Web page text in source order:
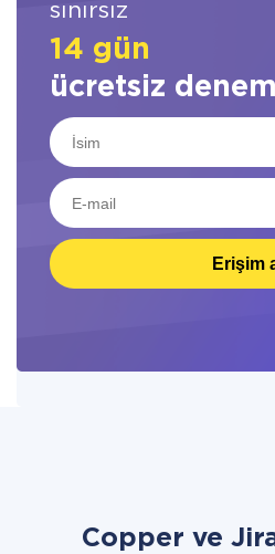
sınırsız
14 gün
ücretsiz
Erişim
Copper ve